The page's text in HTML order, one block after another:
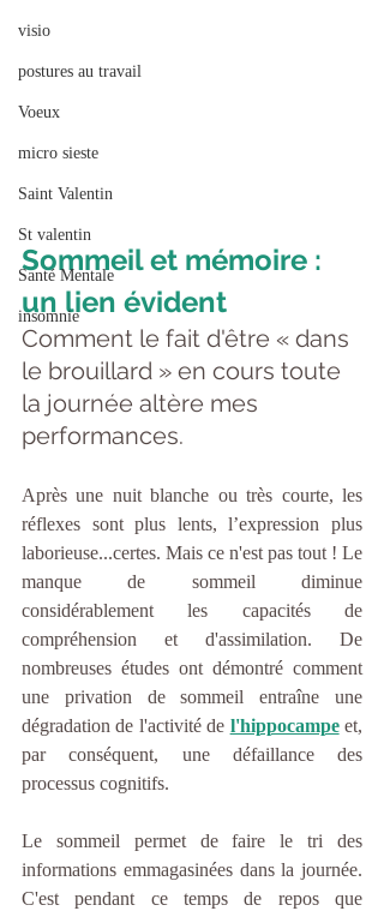
visio
postures au travail
Voeux
micro sieste
Saint Valentin
St valentin
Santé Mentale
insomnie
Sommeil et mémoire :
un lien évident
Comment le fait d'être « dans
le brouillard » en cours toute
la journée altère mes
performances.
Après une nuit blanche ou très courte, les
réflexes sont plus lents, l’expression plus
laborieuse...certes. Mais ce n'est pas tout ! Le
manque de sommeil diminue
considérablement les capacités de
compréhension et d'assimilation. De
nombreuses études ont démontré comment
une privation de sommeil entraîne une
dégradation de l'activité de l'hippocampe et,
par conséquent, une défaillance des
processus cognitifs.
Le sommeil permet de faire le tri des
informations emmagasinées dans la journée.
C'est pendant ce temps de repos que